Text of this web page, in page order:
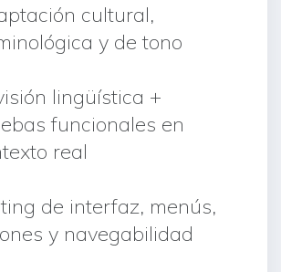
cultural,
y de tono
lingüística +
funcionales en
real
de interfaz, menús,
y navegabilidad